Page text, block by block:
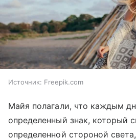
Источник: Freepik.com
Майя полагали, что каждым
определенный знак, который
определенной стороной